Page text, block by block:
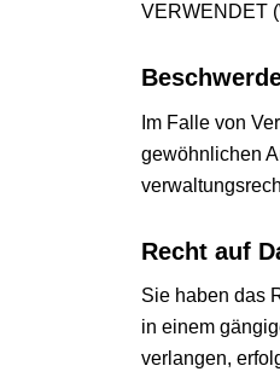
VERWENDET
Im Falle von
gewöhnlichen
Recht auf
Sie haben das
in einem
verlangen,